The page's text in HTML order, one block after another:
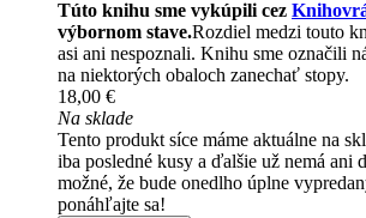
Túto knihu sme vykúpili cez
výbornom stave.Rozdiel medzi touto
asi ani nespoznali. Knihu sme označili
na niektorých obaloch zanechať stopy.
18,00 €
Na sklade
Tento produkt síce máme aktuálne na
iba posledné kusy a ďalšie už nemá ani
možné, že bude onedlho úplne
ponáhľajte sa!